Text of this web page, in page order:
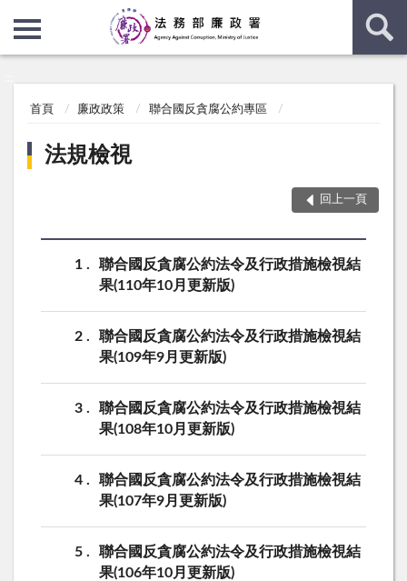
首頁 廉政政策 聯合國反貪腐公約專區
法規檢視
回上一頁
1
聯合國反貪腐公約法令及行政措施檢視結
果(110年10月更新版)
2
聯合國反貪腐公約法令及行政措施檢視結
果(109年9月更新版)
3
聯合國反貪腐公約法令及行政措施檢視結
果(108年10月更新版)
4
聯合國反貪腐公約法令及行政措施檢視結
果(107年9月更新版)
5
聯合國反貪腐公約法令及行政措施檢視結
果(106年10月更新版)